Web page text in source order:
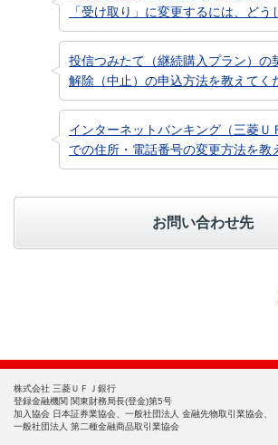
「受け取り」に変更するには、どう
投信つみたて（継続購入プラン）の
解除（中止）の申込方法を教えてく
インターネットバンキング（三菱Ｕ
での住所・電話番号の変更方法を教
お問い合わせ先
株式会社 三菱ＵＦＪ銀行
登録金融機関 関東財務局長(登金)第5号
加入協会 日本証券業協会、一般社団法人 金融先物取引業協会、
一般社団法人 第二種金融商品取引業協会